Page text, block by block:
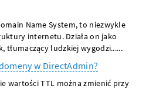
Name System, to niezwykle
internetu. Działa on jako
tłumaczący ludzkiej wygodzi......
w DirectAdmin?
wartości TTL można zmienić przy